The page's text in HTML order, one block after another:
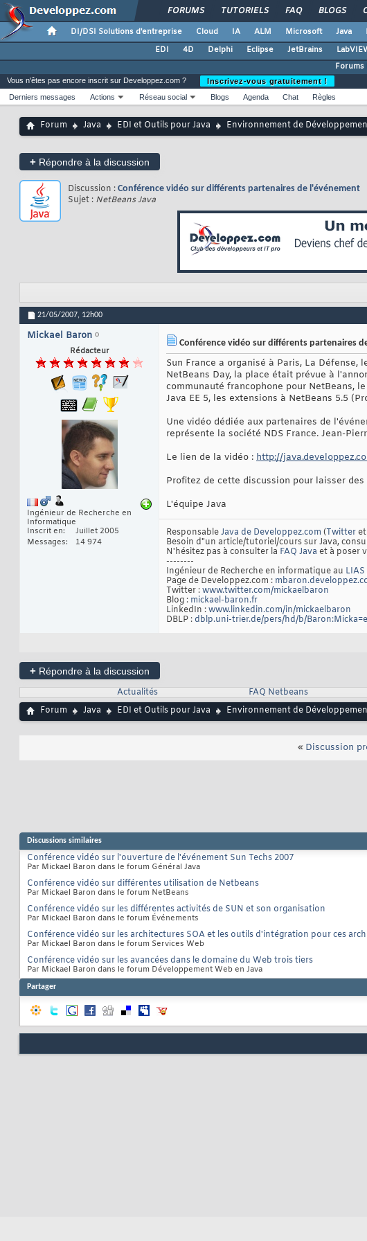
FORUMS TUTORIELS FAQ BLOGS
DI/DSI Solutions d'entreprise Cloud IA ALM Microsoft Java
EDI
4D Delphi Eclipse JetBrains
Forums
Vous n'êtes pas encore inscrit sur Developpez.com ?
Inscrivez-vous gratuitement !
Derniers messages
Actions Réseau social Blogs Agenda Chat Règles
Forum Java EDI et Outils pour Java Environnement de
+ Répondre à la discussion
Discussion : Conférence vidéo sur différents partenaires de l'événement
Sujet : NetBeans Java
21/05/2007, 12h00
Mickael Baron
Rédacteur
Ingénieur de Recherche en
Informatique
Inscrit en
Juillet 2005
Messages
14 974
Conférence vidéo sur différents partenaires
Sun France a organisé à Paris, La
NetBeans Day, la place était prévue à
communauté francophone pour NetBeans,
Java EE 5, les extensions à NetBeans 5.5
Une vidéo dédiée aux partenaires de
représente la société NDS France. Jean-
Le lien de la vidéo : http://
Profitez de cette discussion pour laisser
L'équipe Java
ResponsableJava de Developpez.com (Twitteret
Besoin d"un article/tutoriel/cours sur Java,
N'hésitez pas à consulter la FAQ Java et à poser
--------
Ingénieur de Recherche en informatique au
Page de Developpez.com :
Twitter :www.twitter.com/mickaelbaron
Blog : mickael-baron.fr
LinkedIn :www.linkedin.com/in/mickaelbaron
DBLP : dblp.uni-trier.de/pers/hd/b/
+ Répondre à la discussion
Actualités
FAQ Netbeans
Forum
Java EDI et Outils pour Java Environnement de
« Discussion
Discussions similaires
Conférence vidéo sur l'ouverture de l'événement Sun Techs 2007
Par Mickael Baron dans le forum Général Java
Conférence vidéo sur différentes utilisation de Netbeans
Par Mickael Baron dans le forum NetBeans
Conférence vidéo sur les différentes activités de SUN et son organisation
Par Mickael Baron dans le forum Événements
Conférence vidéo sur les architectures SOA et les outils d'intégration pour ces
Par Mickael Baron dans le forum Services Web
Conférence vidéo sur les avancées dans le domaine du Web trois tiers
Par Mickael Baron dans le forum Développement Web en Java
Partager